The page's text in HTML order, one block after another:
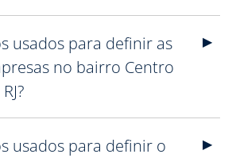
usados para definir as
no bairro Centro
usados para definir o